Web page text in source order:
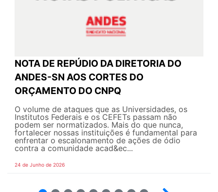
NOTA DE REPÚDIO DA DIRETORIA DO
ANDES-SN AOS CORTES DO
ORÇAMENTO DO CNPQ
O volume de ataques que as Universidades, os
Institutos Federais e os CEFETs passam não
podem ser normatizados. Mais do que nunca,
fortalecer nossas instituições é fundamental para
enfrentar o escalonamento de ações de ódio
contra a comunidade acad&ec...
24 de Junho de 2026